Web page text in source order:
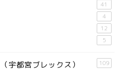
41
4
12
5
宇都宮ブレックス） 109